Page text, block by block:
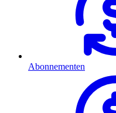
Abonnementen